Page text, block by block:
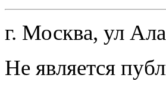
г. Москва, ул
Не является